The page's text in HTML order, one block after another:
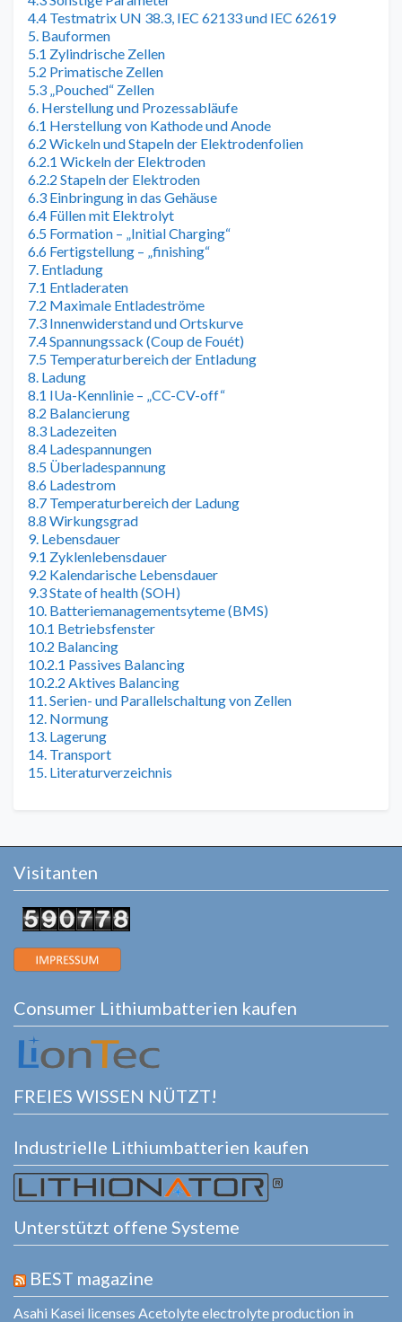
4.4 Testmatrix UN 38.3, IEC 62133 und IEC 62619
5. Bauformen
5.1 Zylindrische Zellen
5.2 Primatische Zellen
5.3 „Pouched“ Zellen
6. Herstellung und Prozessabläufe
6.1 Herstellung von Kathode und Anode
6.2 Wickeln und Stapeln der Elektrodenfolien
6.2.1 Wickeln der Elektroden
6.2.2 Stapeln der Elektroden
6.3 Einbringung in das Gehäuse
6.4 Füllen mit Elektrolyt
6.5 Formation – „Initial Charging“
6.6 Fertigstellung – „finishing“
7. Entladung
7.1 Entladeraten
7.2 Maximale Entladeströme
7.3 Innenwiderstand und Ortskurve
7.4 Spannungssack (Coup de Fouét)
7.5 Temperaturbereich der Entladung
8. Ladung
8.1 IUa-Kennlinie – „CC-CV-off“
8.2 Balancierung
8.3 Ladezeiten
8.4 Ladespannungen
8.5 Überladespannung
8.6 Ladestrom
8.7 Temperaturbereich der Ladung
8.8 Wirkungsgrad
9. Lebensdauer
9.1 Zyklenlebensdauer
9.2 Kalendarische Lebensdauer
9.3 State of health (SOH)
10. Batteriemanagementsyteme (BMS)
10.1 Betriebsfenster
10.2 Balancing
10.2.1 Passives Balancing
10.2.2 Aktives Balancing
11. Serien- und Parallelschaltung von Zellen
12. Normung
13. Lagerung
14. Transport
15. Literaturverzeichnis
Visitanten
Consumer Lithiumbatterien kaufen
FREIES WISSEN NÜTZT!
Industrielle Lithiumbatterien kaufen
Unterstützt offene Systeme
BEST magazine
Asahi Kasei licenses Acetolyte electrolyte production in